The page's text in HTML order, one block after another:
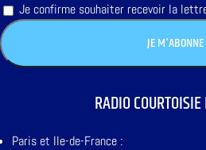
Je confirme souhaiter recevoir la
RADIO
Paris et Ile-de-France :